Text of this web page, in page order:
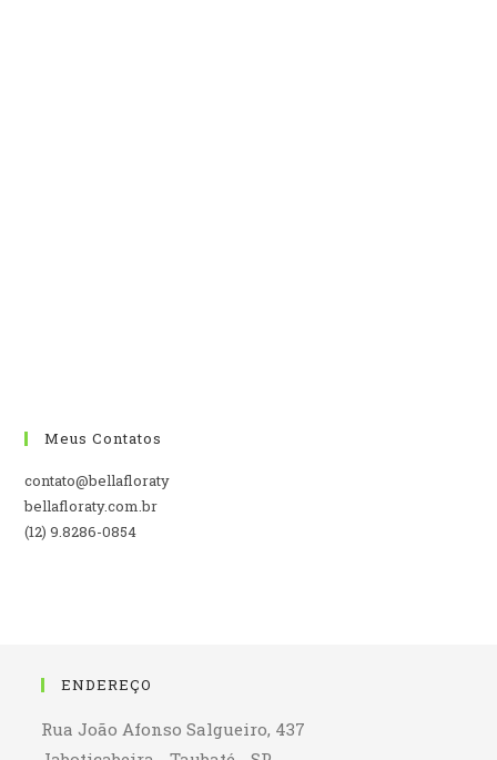
Meus Contatos
contato@bellafloraty
bellafloraty.com.br
(12) 9.8286-0854
ENDEREÇO
Rua João Afonso Salgueiro, 437